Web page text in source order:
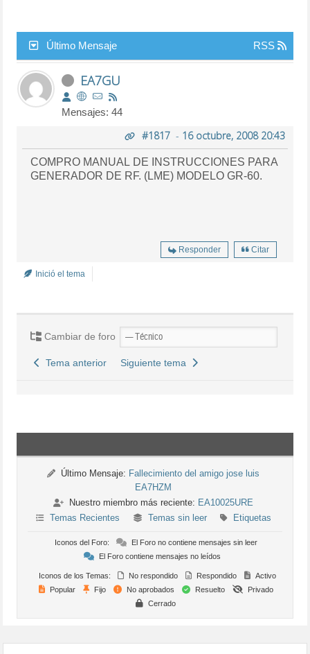
Último Mensaje RSS
EA7GU
Mensajes: 44
#1817- 16 octubre, 2008 20:43
COMPRO MANUAL DE INSTRUCCIONES PARA
GENERADOR DE RF. (LME) MODELO GR-60.
Responder Citar
Inició el tema
Cambiar de foro
Tema anterior Siguiente tema
Último Mensaje: Fallecimiento del amigo jose luis
EA7HZM
Nuestro miembro más reciente: EA10025URE
Temas Recientes
Temas sin leer Etiquetas
Iconos del Foro:
El Foro no contiene mensajes sin leer
El Foro contiene mensajes no leídos
Iconos de los Temas: No respondido Respondido
Activo
Popular
Fijo No aprobados Resuelto
Privado
Cerrado